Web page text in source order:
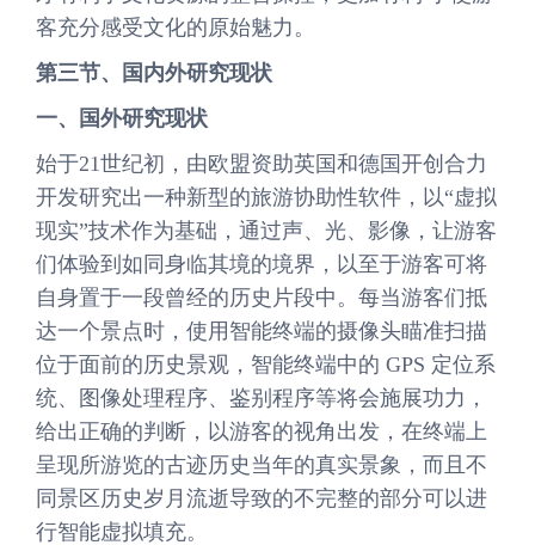
客充分感受文化的原始魅力。
第三节、国内外研究现状
一、国外研究现状
始于21世纪初，由欧盟资助英国和德国开创合力
开发研究出一种新型的旅游协助性软件，以“虚拟
现实”技术作为基础，通过声、光、影像，让游客
们体验到如同身临其境的境界，以至于游客可将
自身置于一段曾经的历史片段中。每当游客们抵
达一个景点时，使用智能终端的摄像头瞄准扫描
位于面前的历史景观，智能终端中的 GPS 定位系
统、图像处理程序、鉴别程序等将会施展功力，
给出正确的判断，以游客的视角出发，在终端上
呈现所游览的古迹历史当年的真实景象，而且不
同景区历史岁月流逝导致的不完整的部分可以进
行智能虚拟填充。